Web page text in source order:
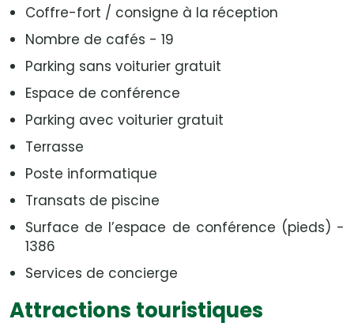
Coffre-fort / consigne à la réception
Nombre de cafés - 19
Parking sans voiturier gratuit
Espace de conférence
Parking avec voiturier gratuit
Terrasse
Poste informatique
Transats de piscine
Surface de l’espace de conférence (pieds) -
1386
Services de concierge
Attractions touristiques